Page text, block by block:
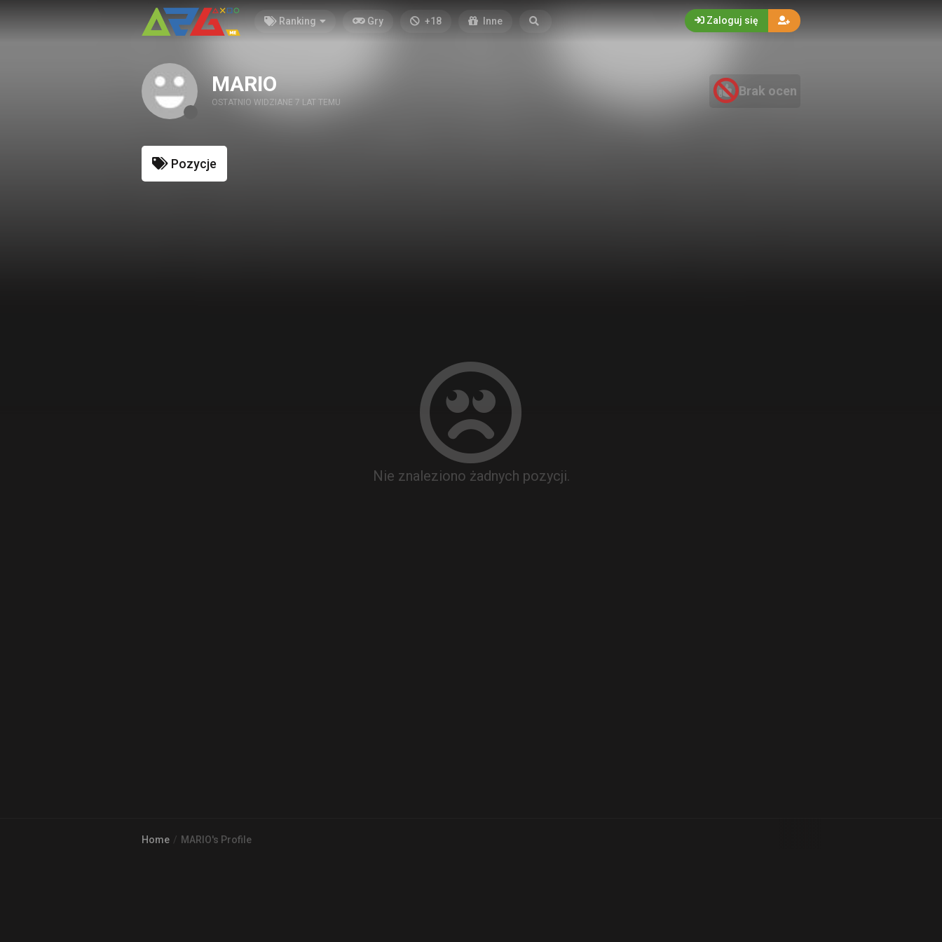
Ranking Gry +18 Inne Zaloguj się
MARIO
OSTATNIO WIDZIANE 7 LAT TEMU
Brak ocen
Pozycje
Nie znaleziono żadnych pozycji.
Home MARIO's Profile